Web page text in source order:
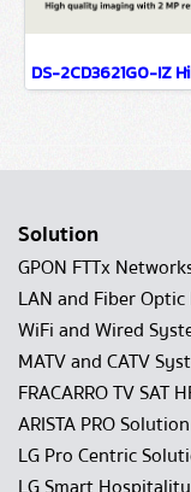
Solution
GPON FTTx
LAN and Fiber
WiFi and Wired
MATV and CATV
FRACARRO TV SAT
ARISTA PRO
LG Pro Centric